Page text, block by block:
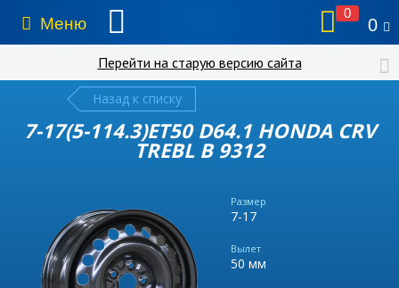
Меню
0
0
Перейти на старую версию сайта
Назад к списку
7-17(5-114.3)ET50 D64.1 HONDA CRV
TREBL B 9312
Размер
7-17
Вылет
50 мм